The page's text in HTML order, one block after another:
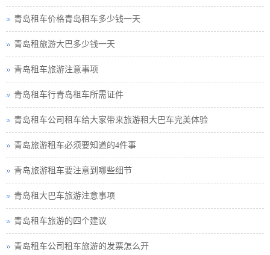
青岛租车价格青岛租车多少钱一天
青岛租旅游大巴多少钱一天
青岛租车旅游注意事项
青岛租车行青岛租车所需证件
青岛租车公司租车给大家带来旅游租大巴车完美体验
青岛旅游租车必须要知道的4件事
青岛旅游租车要注意到哪些细节
青岛租大巴车旅游注意事项
青岛租车旅游的四个建议
青岛租车公司租车旅游的发票怎么开